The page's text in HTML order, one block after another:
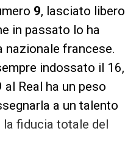
9, lasciato libero
in passato lo ha
nazionale francese.
indossato il 16,
Real ha un peso
a un talento
fiducia totale del